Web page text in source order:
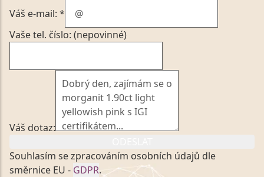
Váš e-mail: *
Vaše tel. číslo: (nepovinné)
Váš dotaz:
Souhlasím se zpracováním osobních údajů dle
směrnice EU - GDPR.